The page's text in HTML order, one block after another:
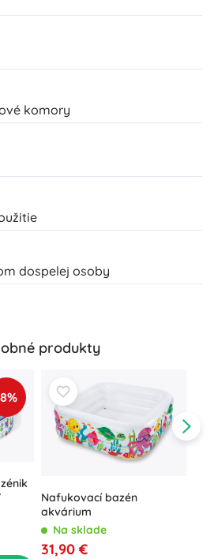
komory
dospelej osoby
produkty
Nafukovací bazén
akvárium
Na sklade
31,90 €